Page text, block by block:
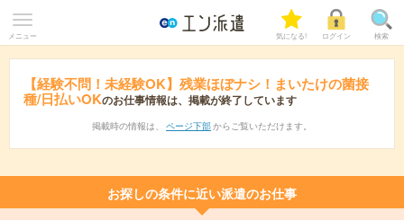
メニュー 気になる! ログイン 検索
【経験不問！未経験OK】残業ほぼナシ！まいたけの菌接
種/日払いOKのお仕事情報は、掲載が終了しています
掲載時の情報は、 ページ下部 からご覧いただけます。
お探しの条件に近い派遣のお仕事